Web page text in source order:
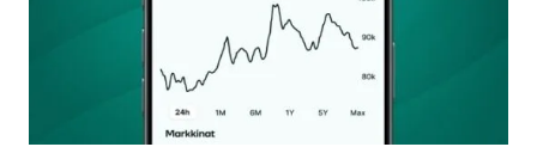
Nimesi tai nimimerkkisi
Sähköpostiosoitteesi